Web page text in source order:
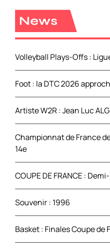
h
e
:
News
Volleyball Plays-Offs :
Foot : la DTC 2026
Artiste W2R : Jean Luc
Championnat de France
14e
COUPE DE FRANCE :
Souvenir : 1996
Basket : Finales Coupe de